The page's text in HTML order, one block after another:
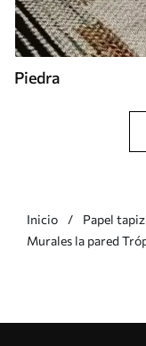
Piedra
Inicio Papel tapiz
Murales la pared